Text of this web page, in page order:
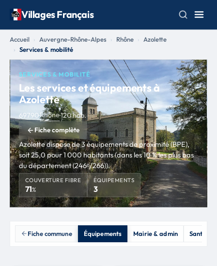
Villages Français
Accueil Auvergne-Rhône-Alpes Rhône
Azolette
Services & mobilité
SERVICES & MOBILITÉ
Les services et équipements à
Azolette
69790·Rhône·120 hab.
Fiche complète
Azolette dispose de 3 équipements de proximité (BPE),
soit 25,0 pour 1 000 habitants (dans les 10 % les plus bas
du département (246ᵉ/266)).
COUVERTURE FIBRE
71%
ÉQUIPEMENTS
3
Fiche commune Équipements Mairie & admin Santé